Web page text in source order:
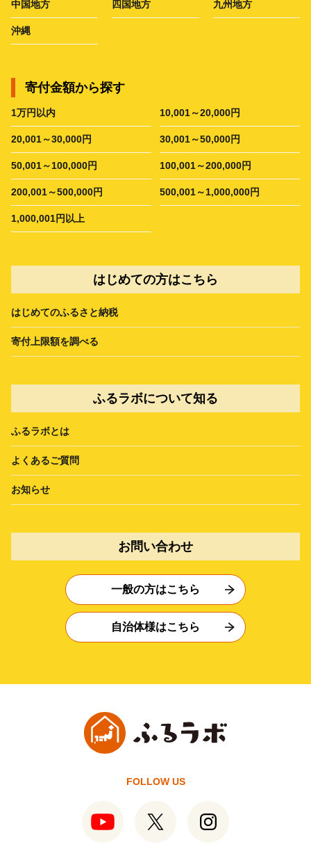
中国地方 四国地方 九州地方
沖縄
寄付金額から探す
1万円以内 10,001～20,000円
20,001～30,000円 30,001～50,000円
50,001～100,000円 100,001～200,000円
200,001～500,000円 500,001～1,000,000円
1,000,001円以上
はじめての方はこちら
はじめてのふるさと納税
寄付上限額を調べる
ふるラボについて知る
ふるラボとは
よくあるご質問
お知らせ
お問い合わせ
一般の方はこちら
自治体様はこちら
FOLLOW US